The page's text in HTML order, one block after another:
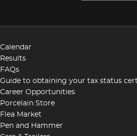
Calendar
Results
FAQs
Guide to obtaining your tax status
Career Opportunities
Porcelain Store
Flea Market
Pen and Hammer